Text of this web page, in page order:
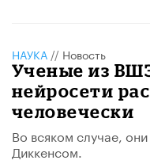
НАУКА // Новость
Ученые из
нейросети
человечески
Во всяком случае,
Диккенсом.